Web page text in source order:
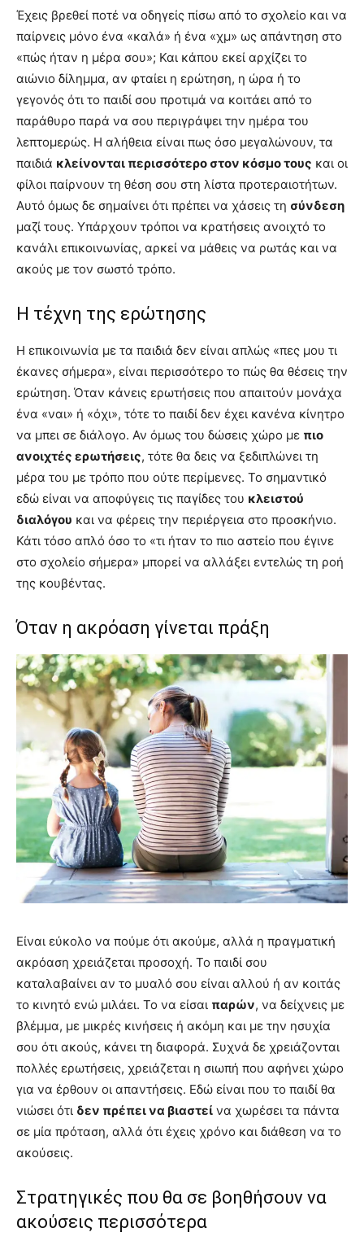
Έχεις βρεθεί ποτέ να οδηγείς πίσω από το σχολείο και να
παίρνεις μόνο ένα «καλά» ή ένα «χμ» ως απάντηση στο
«πώς ήταν η μέρα σου»; Και κάπου εκεί αρχίζει το
αιώνιο δίλημμα, αν φταίει η ερώτηση, η ώρα ή το
γεγονός ότι το παιδί σου προτιμά να κοιτάει από το
παράθυρο παρά να σου περιγράψει την ημέρα του
λεπτομερώς. Η αλήθεια είναι πως όσο μεγαλώνουν, τα
παιδιά κλείνονται περισσότερο στον κόσμο τους και οι
φίλοι παίρνουν τη θέση σου στη λίστα προτεραιοτήτων.
Αυτό όμως δε σημαίνει ότι πρέπει να χάσεις τη σύνδεση
μαζί τους. Υπάρχουν τρόποι να κρατήσεις ανοιχτό το
κανάλι επικοινωνίας, αρκεί να μάθεις να ρωτάς και να
ακούς με τον σωστό τρόπο.
Η τέχνη της ερώτησης
Η επικοινωνία με τα παιδιά δεν είναι απλώς «πες μου τι
έκανες σήμερα», είναι περισσότερο το πώς θα θέσεις την
ερώτηση. Όταν κάνεις ερωτήσεις που απαιτούν μονάχα
ένα «ναι» ή «όχι», τότε το παιδί δεν έχει κανένα κίνητρο
να μπει σε διάλογο. Αν όμως του δώσεις χώρο με πιο
ανοιχτές ερωτήσεις, τότε θα δεις να ξεδιπλώνει τη
μέρα του με τρόπο που ούτε περίμενες. Το σημαντικό
εδώ είναι να αποφύγεις τις παγίδες του κλειστού
διαλόγου και να φέρεις την περιέργεια στο προσκήνιο.
Κάτι τόσο απλό όσο το «τι ήταν το πιο αστείο που έγινε
στο σχολείο σήμερα» μπορεί να αλλάξει εντελώς τη ροή
της κουβέντας.
Όταν η ακρόαση γίνεται πράξη
Είναι εύκολο να πούμε ότι ακούμε, αλλά η πραγματική
ακρόαση χρειάζεται προσοχή. Το παιδί σου
καταλαβαίνει αν το μυαλό σου είναι αλλού ή αν κοιτάς
το κινητό ενώ μιλάει. Το να είσαι παρών, να δείχνεις με
βλέμμα, με μικρές κινήσεις ή ακόμη και με την ησυχία
σου ότι ακούς, κάνει τη διαφορά. Συχνά δε χρειάζονται
πολλές ερωτήσεις, χρειάζεται η σιωπή που αφήνει χώρο
για να έρθουν οι απαντήσεις. Εδώ είναι που το παιδί θα
νιώσει ότι δεν πρέπει να βιαστεί να χωρέσει τα πάντα
σε μία πρόταση, αλλά ότι έχεις χρόνο και διάθεση να το
ακούσεις.
Στρατηγικές που θα σε βοηθήσουν να
ακούσεις περισσότερα